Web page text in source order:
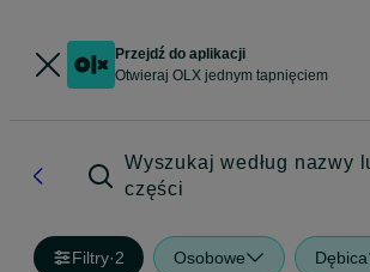
Przejdź do aplikacji
Otwieraj OLX jednym tapnięciem
Wyszukaj według nazwy
części
Filtry·2 Osobowe Dębica